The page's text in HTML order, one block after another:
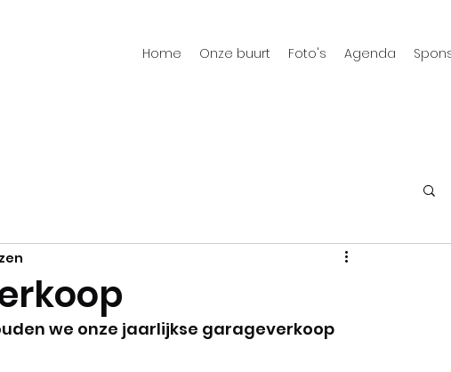
Home Onze buurt Foto's Agenda
we onze jaarlijkse garageverkoop